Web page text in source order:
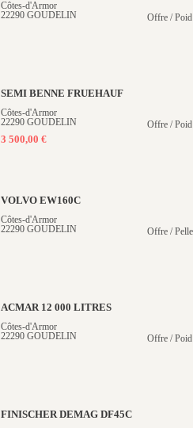
Côtes-d'Armor
22290 GOUDELIN
Offre /
SEMI BENNE FRUEHAUF
Côtes-d'Armor
22290 GOUDELIN
3 500,00 €
Offre /
VOLVO EW160C
Côtes-d'Armor
22290 GOUDELIN
Offre /
ACMAR 12 000 LITRES
Côtes-d'Armor
22290 GOUDELIN
Offre /
FINISCHER DEMAG DF45C